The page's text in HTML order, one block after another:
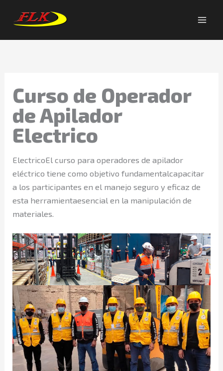
Curso de Operador
de Apilador
Electrico
ElectricoEl curso para operadores de apilador
eléctrico tiene como objetivo fundamentalcapacitar
a los participantes en el manejo seguro y eficaz de
esta herramientaesencial en la manipulación de
materiales.